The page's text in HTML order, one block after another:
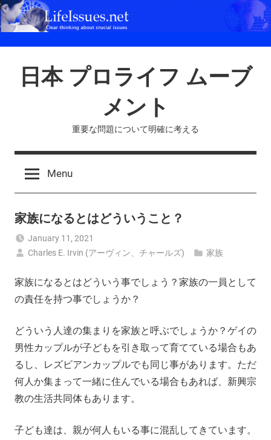
Skip
to
日本 プロライフ ムーブ
メント
重要な問題について明確に考える
Menu
家族になるとはどういうこと？
January 11, 2021
Charles E. Irvin (アーヴィン、チャールズ)
家族
家族になるとはどういう事でしょう？家族の一員として
の責任を持つ事でしょうか？
どういう人達の集まりを家族と呼ぶでしょうか？ゲイの
男性カップルが子どもを引き取って育てている場合もあ
るし、レズビアンカップルでも同じ事があります。ただ
何人か集まって一緒に住んでいる場合もあれば、新興宗
教の生活共同体もあります。
子ども達は、親が何人もいる事に混乱してきています。